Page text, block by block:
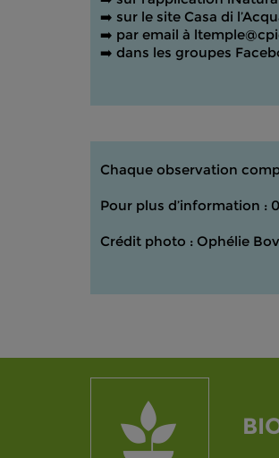
➡️ sur le site Casa di
➡️ par email à
➡️ dans les groupes
Chaque observation
Pour plus d’information :
Crédit photo : Ophélie